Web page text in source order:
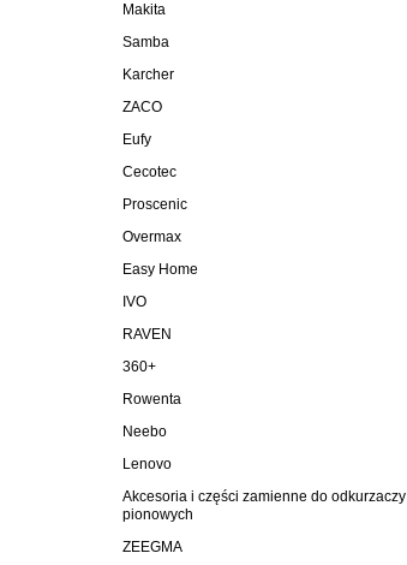
Makita
Samba
Karcher
ZACO
Eufy
Cecotec
Proscenic
Overmax
Easy Home
IVO
RAVEN
360+
Rowenta
Neebo
Lenovo
Akcesoria i części zamienne do odkurzaczy
pionowych
ZEEGMA